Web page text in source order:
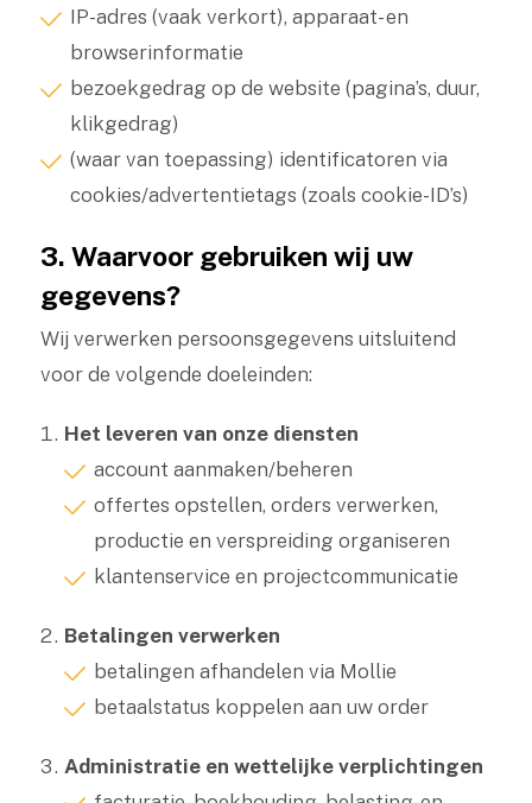
IP-adres (vaak verkort), apparaat- en
browserinformatie
bezoekgedrag op de website (pagina’s, duur,
klikgedrag)
(waar van toepassing) identificatoren via
cookies/advertentietags (zoals cookie-ID’s)
3. Waarvoor gebruiken wij uw
gegevens?
Wij verwerken persoonsgegevens uitsluitend
voor de volgende doeleinden:
Het leveren van onze diensten
account aanmaken/beheren
offertes opstellen, orders verwerken,
productie en verspreiding organiseren
klantenservice en projectcommunicatie
Betalingen verwerken
betalingen afhandelen via Mollie
betaalstatus koppelen aan uw order
Administratie en wettelijke verplichtingen